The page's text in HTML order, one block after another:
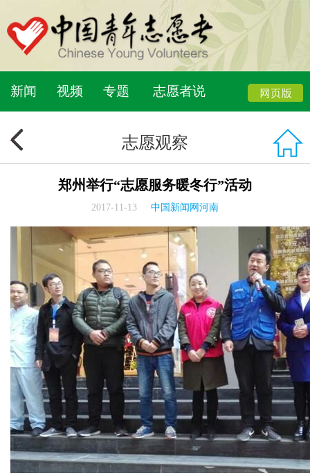
新闻 视频 专题 志愿者说
志愿观察
郑州举行“志愿服务暖冬行”活动
2017-11-13 中国新闻网河南